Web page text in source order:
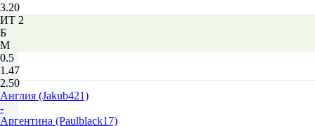
3.20
ИТ 2
Б
М
0.5
1.47
2.50
Англия (Jakub421)
-
Аргентина (Paulblack17)